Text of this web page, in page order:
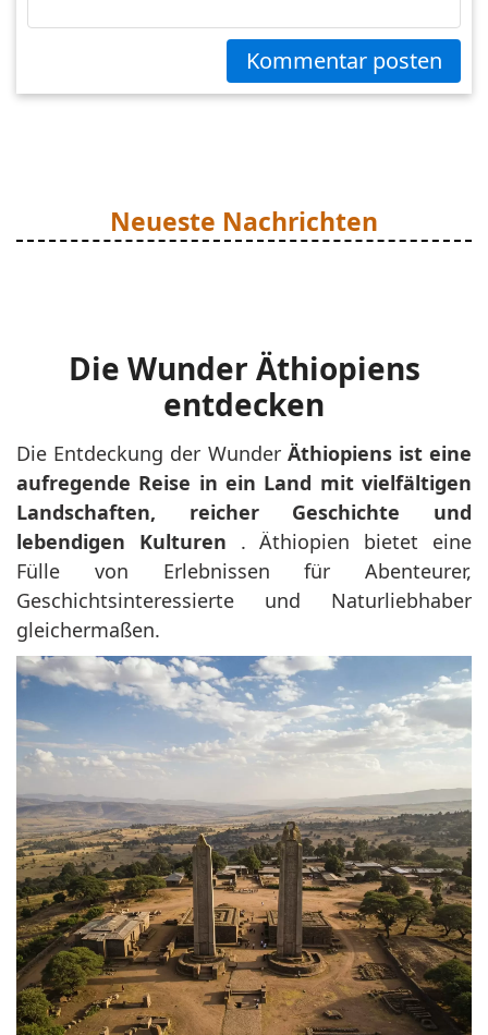
Kommentar posten
Neueste Nachrichten
Die Wunder Äthiopiens
entdecken
Die Entdeckung der Wunder Äthiopiens ist eine
aufregende Reise in ein Land mit vielfältigen
Landschaften, reicher Geschichte und
lebendigen Kulturen . Äthiopien bietet eine
Fülle von Erlebnissen für Abenteurer,
Geschichtsinteressierte und Naturliebhaber
gleichermaßen.